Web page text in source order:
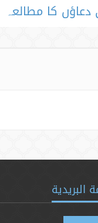
دعاؤں کا مطالعہ
البريدية